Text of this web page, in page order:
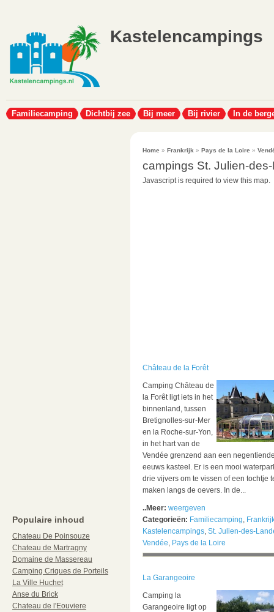
Kastelencampings
Familiecamping Dichtbij zee Bij meer Bij rivier In de
Populaire inhoud
Chateau De Poinsouze
Chateau de Martragny
Domaine de Massereau
Camping Criques de Porteils
La Ville Huchet
Anse du Brick
Chateau de l'Eouviere
Home » Frankrijk » Pays de la Loire »
campings St. Julien-
Javascript is required to view this map.
Château de la Forêt
Camping Château de
la Forêt ligt iets in het
binnenland, tussen
Bretignolles-sur-Mer
en la Roche-sur-Yon,
in het hart van de
Vendée grenzend aan een
eeuws kasteel. Er is een mooi
drie vijvers om te vissen of een tochtje
maken langs de oevers. In de...
..Meer: weergeven
Categorieën: Familiecamping,
Kastelencampings, St. Julien-des-
Vendée, Pays de la Loire
La Garangeoire
Camping la
Garangeoire ligt op